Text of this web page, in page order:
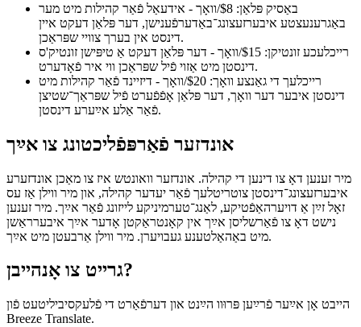
באַסיק פּלאַן: $8/וואָך - אידעאַל פֿאַר קהילות מיט מער
באַגרענעצטע איבערזעצונג־באַדערפֿענישן, דער פּלאַן דעקט איין
דינסט אין בערך צוויי שפּראַכן.
רייכלעכע זונטיקן: $15/וואָך - דער פּלאַן דעקט אַ טיפּישן זונטיק'ס
דינסטן מיט אַזוי פֿיל שפּראַכן ווי איר פֿאָדערט.
רייכלעך די גאַנצע וואָך: $20/וואָך - דיזיינד פֿאַר קהילות מיט
דינסטן איבער דער וואָך, דער פּלאַן אָפֿפֿערט פֿיל שפּראַך־שטיצן
פֿאַר אַלע אײַערע דינסטן.
אונדזער פֿאַרפּפֿליכטונג צו אײַך
מיר זענען דאָ צו דינען די קהילה. אונדזער וואונטש איז צו מאַכן אונדזערע
איבערזעצונג־דינסטן צוטריטלעך פֿאַר יעדער קהילה, און מיר ווילן אַז עס
זאָל זײַן אַ דויערהאַפֿטיקע, לאַנג־טערמיניקע לייזונג פֿאַר אײַך. מיר זענען
נישט דאָ צו פֿאַרשליסן אײַך אין קאָנטראַקטן אָדער אײַך איבערראַשן
מיט באַהאַלטענע געבויערן. מיר ווילן אַרבעטן מיט אײַך.
גרייט צו אָנהייבן?
הייבט אָן אײַער פֿרײַען פּרוּוו הײַנט און דערפֿאַרט די פֿלעקסיביליטעט פֿון
Breeze Translate.